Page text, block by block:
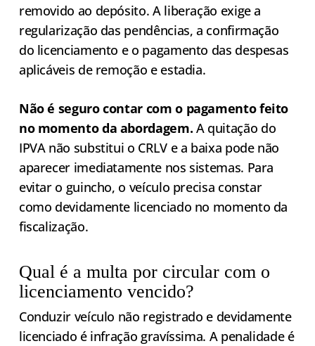
removido ao depósito. A liberação exige a
regularização das pendências, a confirmação
do licenciamento e o pagamento das despesas
aplicáveis de remoção e estadia.
Não é seguro contar com o pagamento feito
no momento da abordagem. A quitação do
IPVA não substitui o CRLV e a baixa pode não
aparecer imediatamente nos sistemas. Para
evitar o guincho, o veículo precisa constar
como devidamente licenciado no momento da
fiscalização.
Qual é a multa por circular com o
licenciamento vencido?
Conduzir veículo não registrado e devidamente
licenciado é infração gravíssima. A penalidade é